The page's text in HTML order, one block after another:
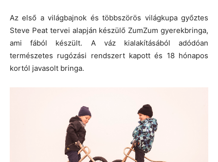
Az első a világbajnok és többszörös világkupa győztes
Steve Peat tervei alapján készülő ZumZum gyerekbringa,
ami fából készült. A váz kialakításából adódóan
természetes rugózási rendszert kapott és 18 hónapos
kortól javasolt bringa.